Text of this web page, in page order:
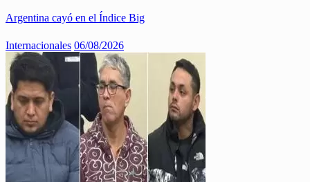
Argentina cayó en el Índice Big
Internacionales 06/08/2026